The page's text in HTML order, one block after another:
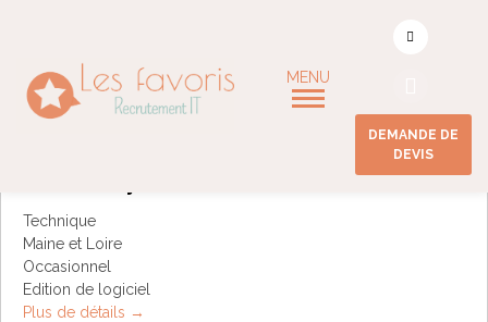
DEMANDE DE
DEVIS
Localisation :
Maine et
Loire
Technique
Maine et Loire
Occasionnel
Edition de logiciel
Plus de détails